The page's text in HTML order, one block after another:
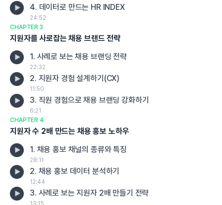
4. 데이터로 만드는 HR INDEX
24:52
CHAPTER 3
지원자를 사로잡는 채용 브랜드 전략
1. 사례로 보는 채용 브랜딩 전략
22:32
2. 지원자 경험 설계하기(CX)
11:50
3. 직원 경험으로 채용 브랜딩 강화하기
6:21
CHAPTER 4
지원자 수 2배 만드는 채용 홍보 노하우
1. 채용 홍보 채널의 종류와 특징
28:11
2. 채용 홍보 데이터 분석하기
12:44
3. 사례로 보는 지원자 2배 만들기 전략
13:15